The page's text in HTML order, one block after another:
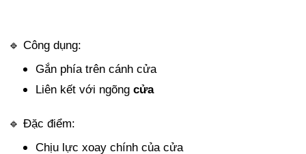
🔹 Công dụng:
Gắn phía trên cánh cửa
Liên kết với ngõng cửa
🔹 Đặc điểm:
Chịu lực xoay chính của cửa